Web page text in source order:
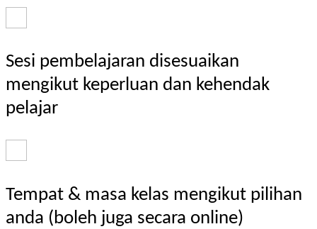
Sesi pembelajaran disesuaikan
mengikut keperluan dan kehendak
pelajar
Tempat & masa kelas mengikut pilihan
anda (boleh juga secara online)